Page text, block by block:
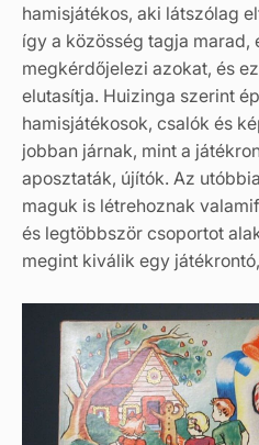
hamisjátékos, aki látszólag
így a közösség tagja marad,
megkérdőjelezi azokat, és
elutasítja. Huizinga szerint
hamisjátékosok, csalók és
jobban járnak, mint a
aposztaták, újítók. Az
maguk is létrehoznak
és legtöbbször csoportot
megint kiválik egy